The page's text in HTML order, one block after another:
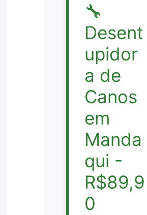
🔧
Desent
upidor
a de
Canos
em
Manda
qui -
R$89,9
0